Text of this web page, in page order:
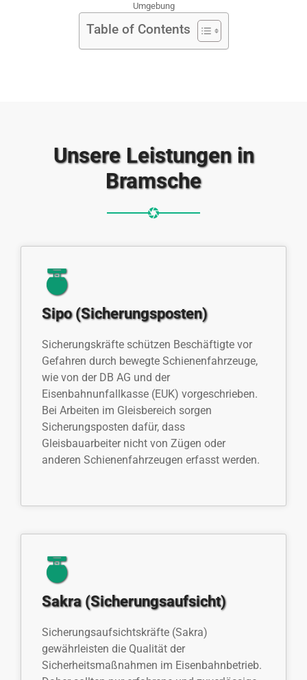
Umgebung
Table of Contents
Unsere Leistungen in
Bramsche
Sipo (Sicherungsposten)
Sicherungskräfte schützen Beschäftigte vor
Gefahren durch bewegte Schienenfahrzeuge,
wie von der DB AG und der
Eisenbahnunfallkasse (EUK) vorgeschrieben.
Bei Arbeiten im Gleisbereich sorgen
Sicherungsposten dafür, dass
Gleisbauarbeiter nicht von Zügen oder
anderen Schienenfahrzeugen erfasst werden.
Sakra (Sicherungsaufsicht)
Sicherungsaufsichtskräfte (Sakra)
gewährleisten die Qualität der
Sicherheitsmaßnahmen im Eisenbahnbetrieb.